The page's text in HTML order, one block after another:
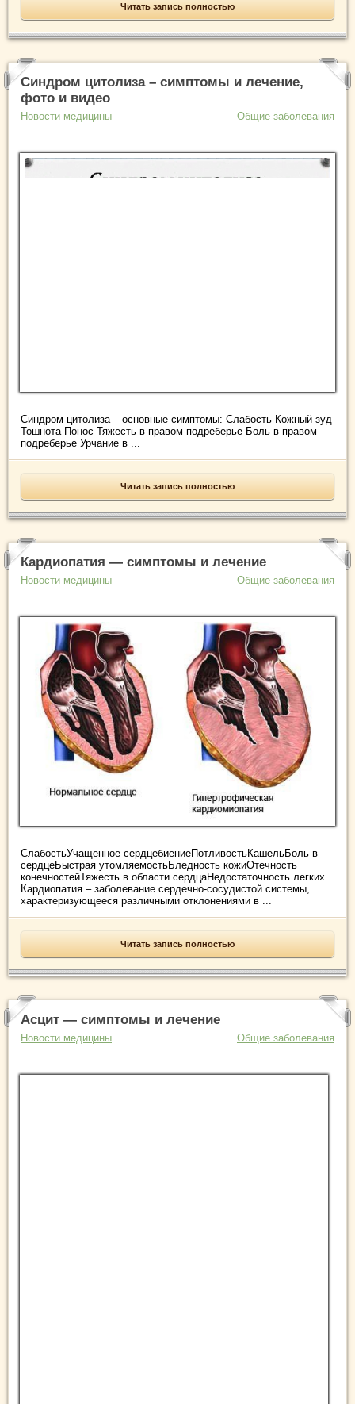
Читать запись полностью
Синдром цитолиза – симптомы и лечение,
фото и видео
Новости медицины Общие заболевания
Синдром цитолиза – основные симптомы: Слабость Кожный зуд
Тошнота Понос Тяжесть в правом подреберье Боль в правом
подреберье Урчание в ...
Читать запись полностью
Кардиопатия — симптомы и лечение
Новости медицины Общие заболевания
СлабостьУчащенное сердцебиениеПотливостьКашельБоль в
сердцеБыстрая утомляемостьБледность кожиОтечность
конечностейТяжесть в области сердцаНедостаточность легких
Кардиопатия – заболевание сердечно-сосудистой системы,
характеризующееся различными отклонениями в ...
Читать запись полностью
Асцит — симптомы и лечение
Новости медицины Общие заболевания